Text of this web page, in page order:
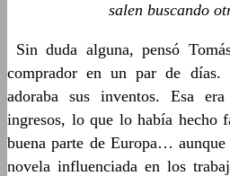
salen buscando
Sin duda alguna, pensó
comprador en un par de
adoraba sus inventos. Esa
ingresos, lo que lo había hecho
buena parte de Europa… aunque
novela influenciada en los